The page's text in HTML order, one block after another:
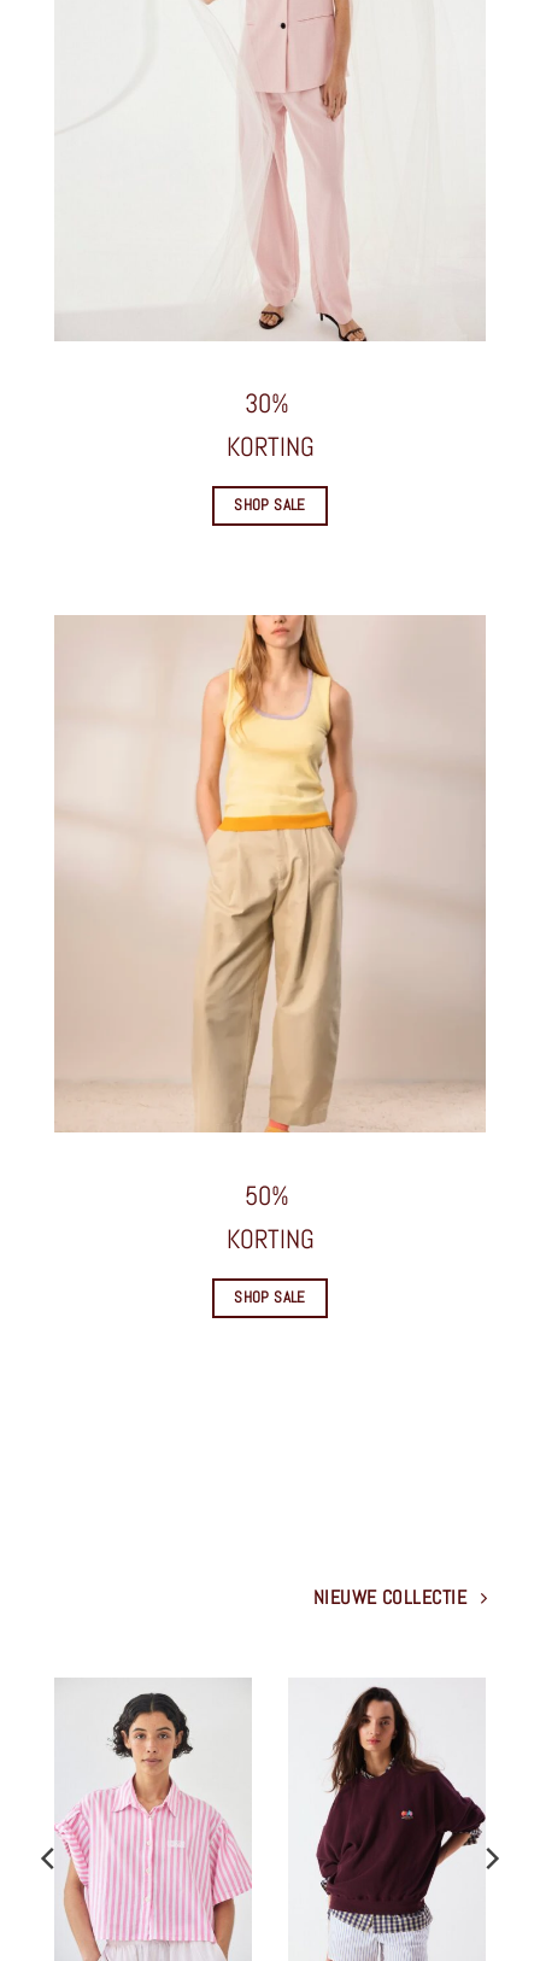
30%
KORTING
SHOP SALE
50%
KORTING
SHOP SALE
NIEUWE COLLECTIE